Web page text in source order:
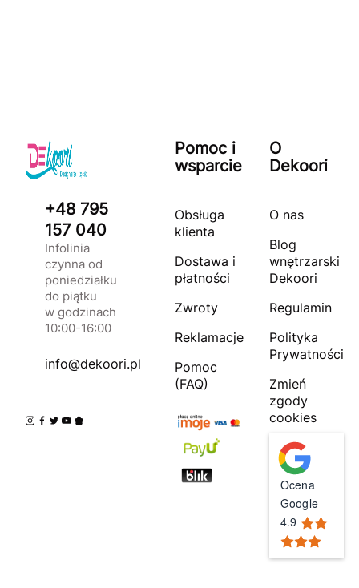
+48 795
157 040
Infolinia
czynna od
poniedziałku
do piątku
w godzinach
10:00-16:00
info@dekoori.pl
Pomoc i
wsparcie
Obsługa
klienta
Dostawa i
płatności
Zwroty
Reklamacje
Pomoc
(FAQ)
O
Dekoori
O nas
Blog
wnętrzarski
Dekoori
Regulamin
Polityka
Prywatności
Zmień
zgody
cookies
Ocena
Google
4.9